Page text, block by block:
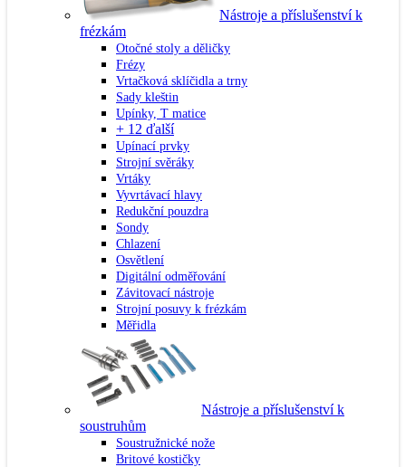
Nástroje a příslušenství k
frézkám
Otočné stoly a děličky
Frézy
Vrtačková sklíčidla a trny
Sady kleštin
Upínky, T matice
+ 12 ďalší
Upínací prvky
Strojní svěráky
Vrtáky
Vyvrtávací hlavy
Redukční pouzdra
Sondy
Chlazení
Osvětlení
Digitální odměřování
Závitovací nástroje
Strojní posuvy k frézkám
Měřidla
Nástroje a příslušenství k
soustruhům
Soustružnické nože
Britové kostičky